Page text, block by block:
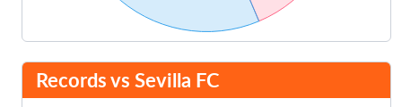
Records vs Sevilla FC